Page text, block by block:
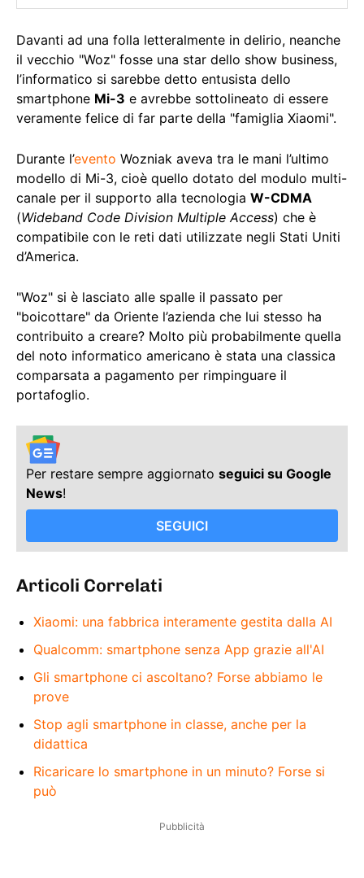
Davanti ad una folla letteralmente in delirio, neanche
il vecchio "Woz" fosse una star dello show business,
l’informatico si sarebbe detto entusista dello
smartphone Mi-3 e avrebbe sottolineato di essere
veramente felice di far parte della "famiglia Xiaomi".
Durante l’evento Wozniak aveva tra le mani l’ultimo
modello di Mi-3, cioè quello dotato del modulo multi-
canale per il supporto alla tecnologia W-CDMA
(Wideband Code Division Multiple Access) che è
compatibile con le reti dati utilizzate negli Stati Uniti
d’America.
"Woz" si è lasciato alle spalle il passato per
"boicottare" da Oriente l’azienda che lui stesso ha
contribuito a creare? Molto più probabilmente quella
del noto informatico americano è stata una classica
comparsata a pagamento per rimpinguare il
portafoglio.
Per restare sempre aggiornato seguici su Google
News!
SEGUICI
Articoli Correlati
Xiaomi: una fabbrica interamente gestita dalla AI
Qualcomm: smartphone senza App grazie all'AI
Gli smartphone ci ascoltano? Forse abbiamo le
prove
Stop agli smartphone in classe, anche per la
didattica
Ricaricare lo smartphone in un minuto? Forse si
può
Pubblicità